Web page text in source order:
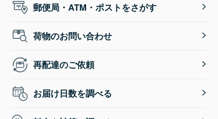
郵便局・ATM・ポストをさがす
荷物のお問い合わせ
再配達のご依頼
お届け日数を調べる